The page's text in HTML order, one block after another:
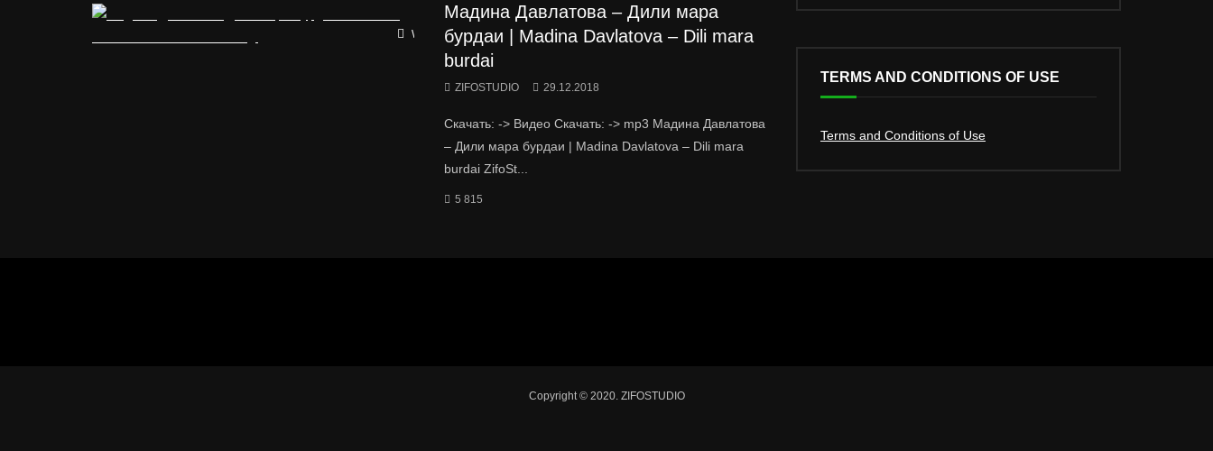
Watch Later
Мадина Давлатова – Дили мара
бурдаи | Madina Davlatova – Dili mara
burdai
ZIFOSTUDIO 29.12.2018
Скачать: -> Видео Скачать: -> mp3 Мадина Давлатова
– Дили мара бурдаи | Madina Davlatova – Dili mara
burdai ZifoSt...
5 815
TERMS AND CONDITIONS OF USE
Terms and Conditions of Use
Copyright © 2020. ZIFOSTUDIO